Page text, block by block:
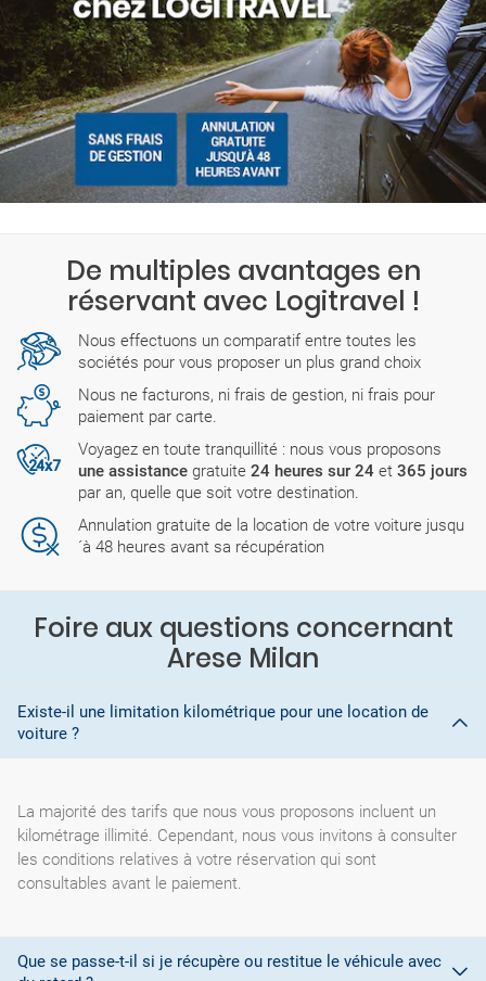
De multiples avantages en
réservant avec Logitravel !
Nous effectuons un comparatif entre toutes les
sociétés pour vous proposer un plus grand choix
Nous ne facturons, ni frais de gestion, ni frais pour
paiement par carte.
Voyagez en toute tranquillité : nous vous proposons
une assistance gratuite 24 heures sur 24 et 365 jours
par an, quelle que soit votre destination.
Annulation gratuite de la location de votre voiture jusqu
´à 48 heures avant sa récupération
Foire aux questions concernant
Arese Milan
Existe-il une limitation kilométrique pour une location de
voiture ?
La majorité des tarifs que nous vous proposons incluent un
kilométrage illimité. Cependant, nous vous invitons à consulter
les conditions relatives à votre réservation qui sont
consultables avant le paiement.
Que se passe-t-il si je récupère ou restitue le véhicule avec